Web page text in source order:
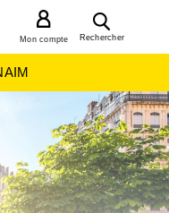
Rechercher
Mon compte